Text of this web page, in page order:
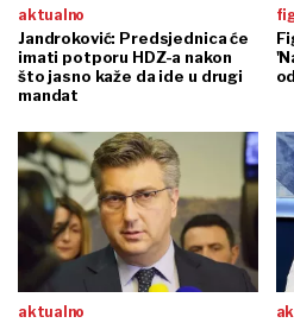
aktualno
Jandroković: Predsjednica će
imati potporu HDZ-a nakon
što jasno kaže da ide u drugi
mandat
aktualno